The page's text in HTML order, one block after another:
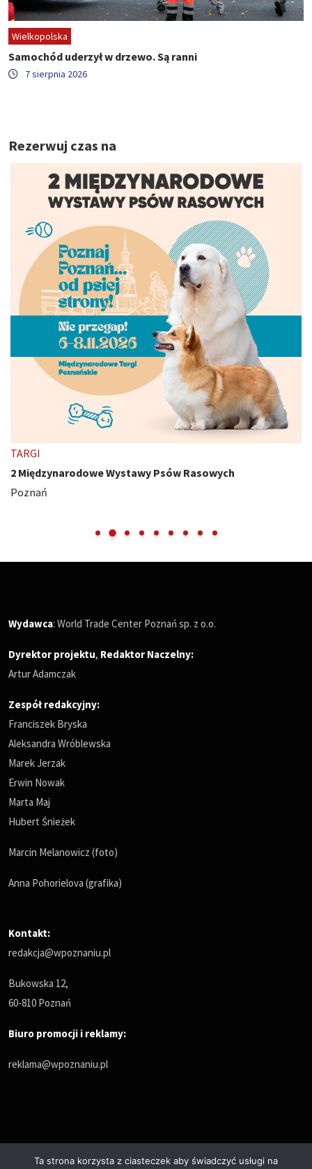
Wielkopolska
Samochód uderzył w drzewo. Są ranni
7 sierpnia 2026
Rezerwuj czas na
TARGI
2 Międzynarodowe Wystawy Psów Rasowych
Poznań
Wydawca: World Trade Center Poznań sp. z o.o.
Dyrektor projektu, Redaktor Naczelny:
Artur Adamczak
Zespół redakcyjny:
Franciszek Bryska
Aleksandra Wróblewska
Marek Jerzak
Erwin Nowak
Marta Maj
Hubert Śnieżek
Marcin Melanowicz (foto)
Anna Pohorielova (grafika)
Kontakt:
redakcja@wpoznaniu.pl
Bukowska 12,
60-810 Poznań
Biuro promocji i reklamy:
reklama@wpoznaniu.pl
Ta strona korzysta z ciasteczek aby świadczyć usługi na